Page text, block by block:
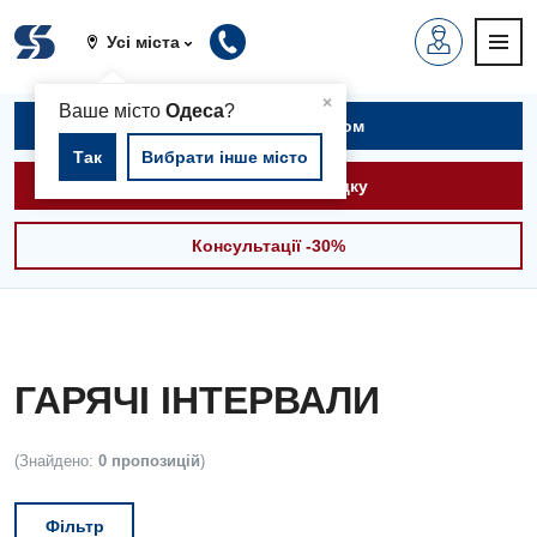
Усі міста
×
Ваше містоОдеса?
Так Вибрати інше місто
Записатися на прийом
Викликати швидку
Консультації -30%
ГАРЯЧІ ІНТЕРВАЛИ
(Знайдено: 0 пропозицій)
Фільтр